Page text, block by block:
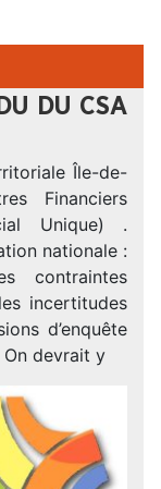
DU CSA
Île-de-
Financiers
Unique) .
nationale :
contraintes
incertitudes
d’enquête
devrait y